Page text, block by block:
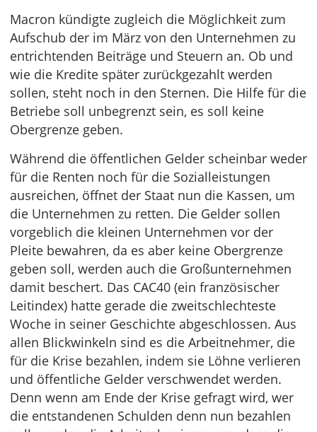
Macron kündigte zugleich die Möglichkeit zum
Aufschub der im März von den Unternehmen zu
entrichtenden Beiträge und Steuern an. Ob und
wie die Kredite später zurückgezahlt werden
sollen, steht noch in den Sternen. Die Hilfe für die
Betriebe soll unbegrenzt sein, es soll keine
Obergrenze geben.
Während die öffentlichen Gelder scheinbar weder
für die Renten noch für die Sozialleistungen
ausreichen, öffnet der Staat nun die Kassen, um
die Unternehmen zu retten. Die Gelder sollen
vorgeblich die kleinen Unternehmen vor der
Pleite bewahren, da es aber keine Obergrenze
geben soll, werden auch die Großunternehmen
damit beschert. Das CAC40 (ein französischer
Leitindex) hatte gerade die zweitschlechteste
Woche in seiner Geschichte abgeschlossen. Aus
allen Blickwinkeln sind es die Arbeitnehmer, die
für die Krise bezahlen, indem sie Löhne verlieren
und öffentliche Gelder verschwendet werden.
Denn wenn am Ende der Krise gefragt wird, wer
die entstandenen Schulden denn nun bezahlen